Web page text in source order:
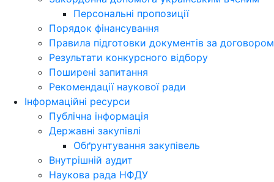
Персональні пропозиції
Порядок фінансування
Правила підготовки документів за договором
Результати конкурсного відбору
Поширені запитання
Рекомендації наукової ради
Інформаційні ресурси
Публічна інформація
Державні закупівлі
Обґрунтування закупівель
Внутрішній аудит
Наукова рада НФДУ